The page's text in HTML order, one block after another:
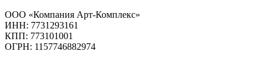
ООО «Компания Арт-Комплекс»
ИНН: 7731293161
КПП: 773101001
ОГРН: 1157746882974